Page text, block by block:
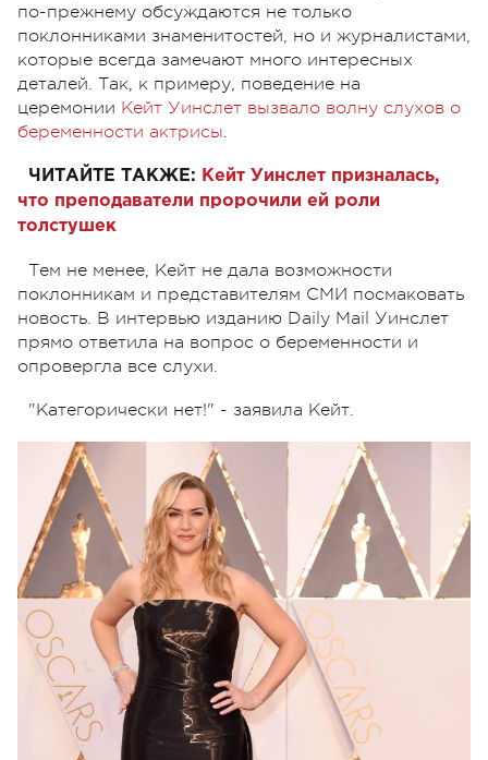
по-прежнему обсуждаются не только
поклонниками знаменитостей, но и журналистами,
которые всегда замечают много интересных
деталей. Так, к примеру, поведение на
церемонии Кейт Уинслет вызвало волну слухов о
беременности актрисы.
ЧИТАЙТЕ ТАКЖЕ: Кейт Уинслет призналась,
что преподаватели пророчили ей роли
толстушек
Тем не менее, Кейт не дала возможности
поклонникам и представителям СМИ посмаковать
новость. В интервью изданию Daily Mail Уинслет
прямо ответила на вопрос о беременности и
опровергла все слухи.
"Категорически нет!" - заявила Кейт.